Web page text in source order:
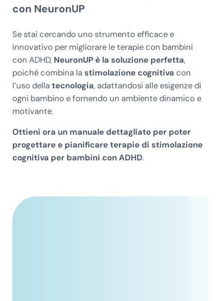
con NeuronUP
Se stai cercando uno strumento efficace e
innovativo per migliorare le terapie con bambini
con ADHD, NeuronUP è la soluzione perfetta,
poiché combina la stimolazione cognitiva con
l’uso della tecnologia, adattandosi alle esigenze di
ogni bambino e fornendo un ambiente dinamico e
motivante.
Ottieni ora un manuale dettagliato per poter
progettare e pianificare terapie di stimolazione
cognitiva per bambini con ADHD.